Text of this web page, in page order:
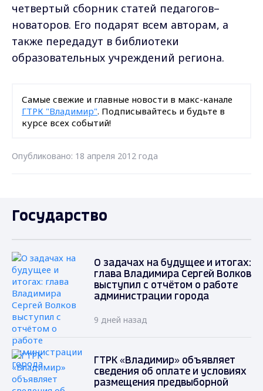
четвертый сборник статей педагогов–
новаторов. Его подарят всем авторам, а
также передадут в библиотеки
образовательных учреждений региона.
Самые свежие и главные новости в макс-канале
ГТРК "Владимир". Подписывайтесь и будьте в
курсе всех событий!
Опубликовано: 18 апреля 2012 года
Государство
О задачах на будущее и итогах:
глава Владимира Сергей Волков
выступил с отчётом о работе
администрации города
9 дней назад
ГТРК «Владимир» объявляет
сведения об оплате и условиях
размещения предвыборной